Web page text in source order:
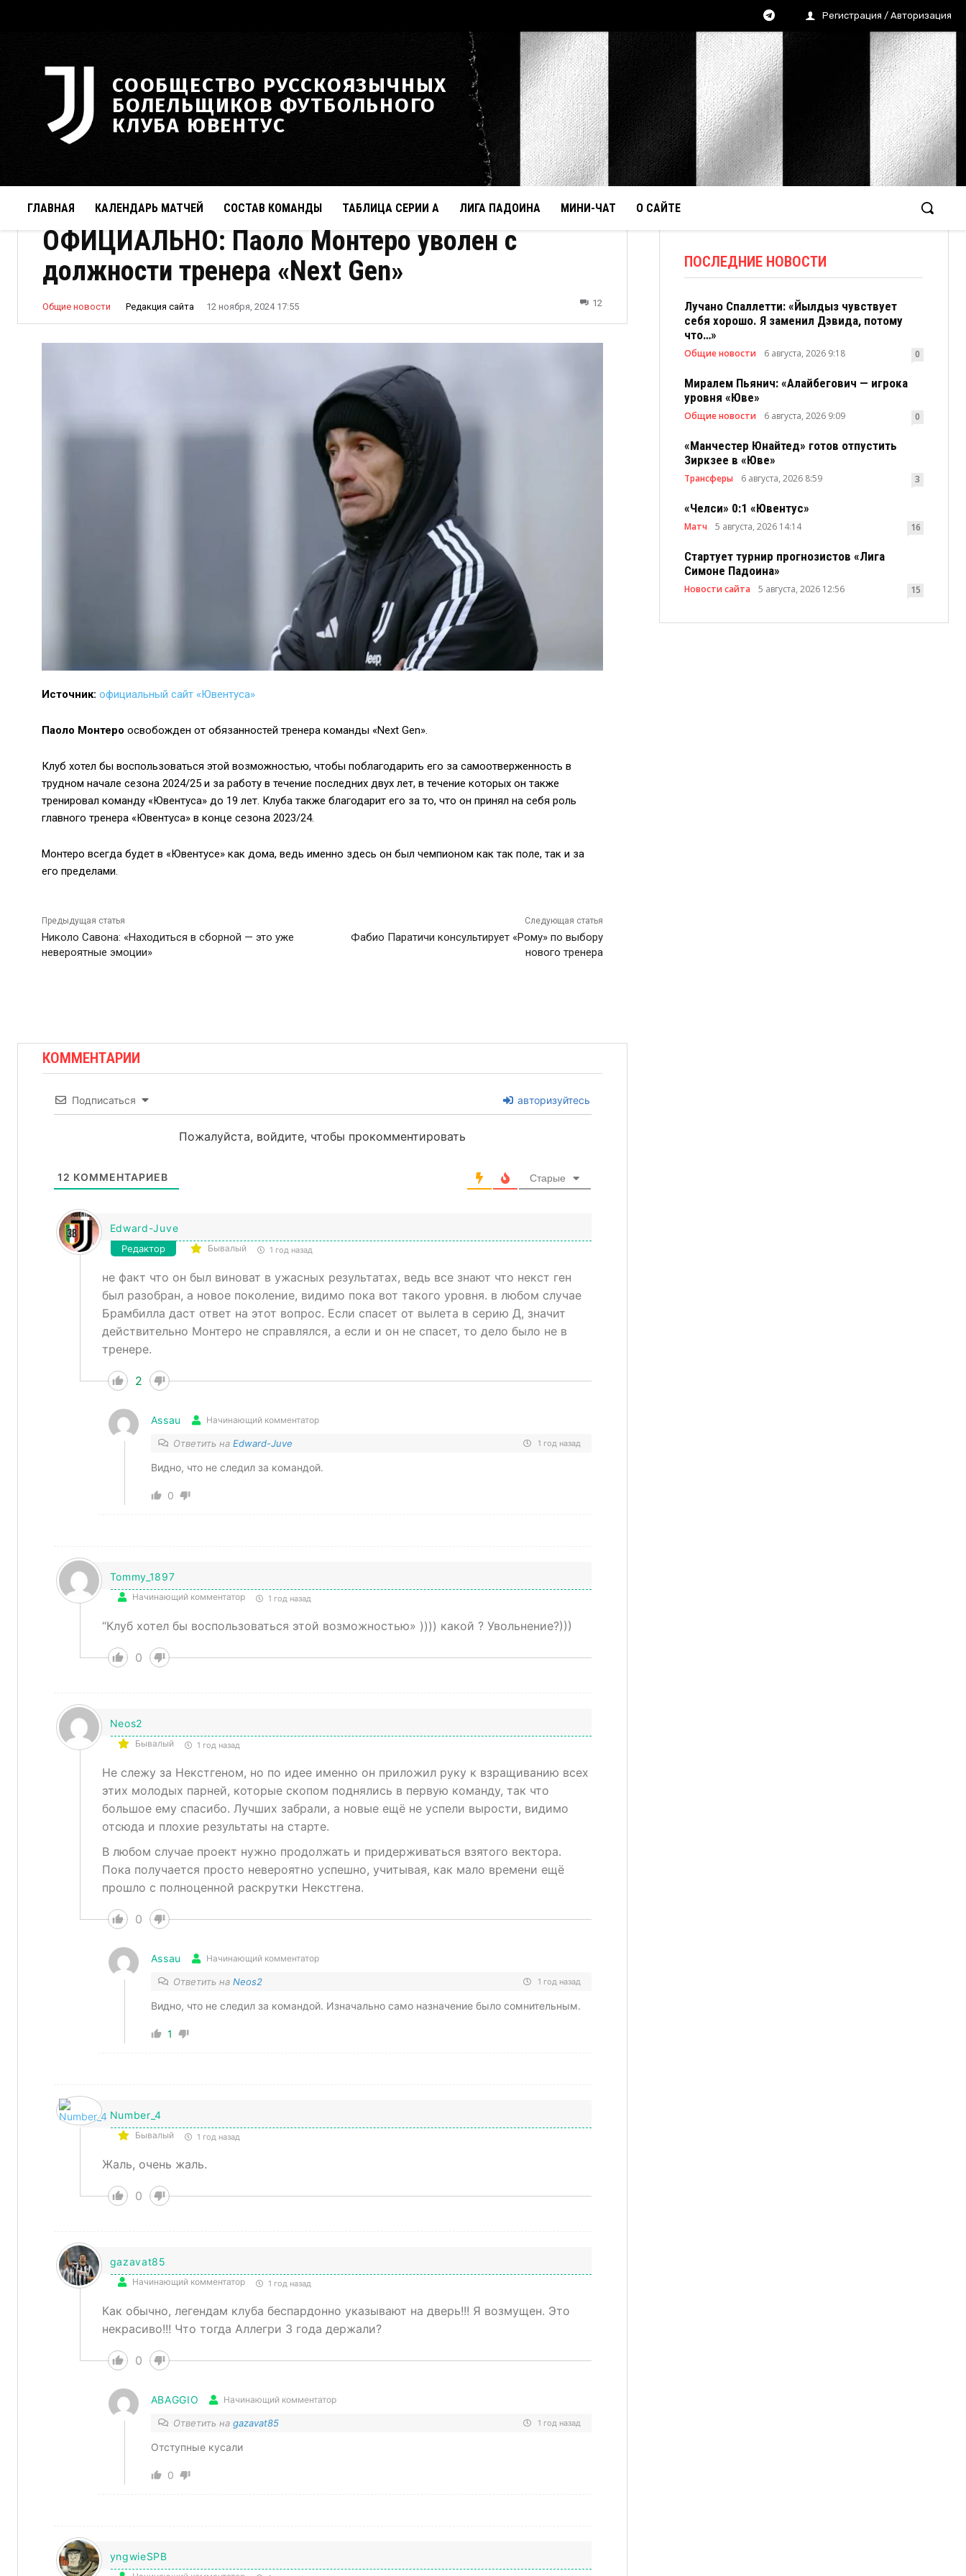
Регистрация / Авторизация
СООБЩЕСТВО РУССКОЯЗЫЧНЫХ
БОЛЕЛЬЩИКОВ ФУТБОЛЬНОГО
КЛУБА ЮВЕНТУС
ГЛАВНАЯ КАЛЕНДАРЬ МАТЧЕЙ СОСТАВ КОМАНДЫ ТАБЛИЦА СЕРИИ А ЛИГА ПАДОИНА МИНИ-ЧАТ О САЙТЕ
ОФИЦИАЛЬНО: Паоло Монтеро уволен с
должности тренера «Next Gen»
Общие новости Редакция сайта 12 ноября, 2024 17:55 12
Источник: официальный сайт «Ювентуса»
Паоло Монтеро освобожден от обязанностей тренера команды «Next Gen».
Клуб хотел бы воспользоваться этой возможностью, чтобы поблагодарить его за самоотверженность в
трудном начале сезона 2024/25 и за работу в течение последних двух лет, в течение которых он также
тренировал команду «Ювентуса» до 19 лет. Клуба также благодарит его за то, что он принял на себя роль
главного тренера «Ювентуса» в конце сезона 2023/24.
Монтеро всегда будет в «Ювентусе» как дома, ведь именно здесь он был чемпионом как так поле, так и за
его пределами.
Предыдущая статья
Николо Савона: «Находиться в сборной — это уже
невероятные эмоции»
Следующая статья
Фабио Паратичи консультирует «Рому» по выбору
нового тренера
КОММЕНТАРИИ
Подписаться авторизуйтесь
Пожалуйста, войдите, чтобы прокомментировать
12 КОММЕНТАРИЕВ Старые
Edward-Juve
Редактор Бывалый 1 год назад
не факт что он был виноват в ужасных результатах, ведь все знают что некст ген
был разобран, а новое поколение, видимо пока вот такого уровня. в любом случае
Брамбилла даст ответ на этот вопрос. Если спасет от вылета в серию Д, значит
действительно Монтеро не справлялся, а если и он не спасет, то дело было не в
тренере.
2
Assau Начинающий комментатор
Ответить на Edward-Juve 1 год назад
Видно, что не следил за командой.
0
Tommy_1897
Начинающий комментатор 1 год назад
“Клуб хотел бы воспользоваться этой возможностью» )))) какой ? Увольнение?)))
0
Neos2
Бывалый 1 год назад
Не слежу за Некстгеном, но по идее именно он приложил руку к взращиванию всех
этих молодых парней, которые скопом поднялись в первую команду, так что
большое ему спасибо. Лучших забрали, а новые ещё не успели вырости, видимо
отсюда и плохие результаты на старте.
В любом случае проект нужно продолжать и придерживаться взятого вектора.
Пока получается просто невероятно успешно, учитывая, как мало времени ещё
прошло с полноценной раскрутки Некстгена.
0
Assau Начинающий комментатор
Ответить на Neos2 1 год назад
Видно, что не следил за командой. Изначально само назначение было сомнительным.
1
Number_4
Бывалый 1 год назад
Жаль, очень жаль.
0
gazavat85
Начинающий комментатор 1 год назад
Как обычно, легендам клуба беспардонно указывают на дверь!!! Я возмущен. Это
некрасиво!!! Что тогда Аллегри 3 года держали?
0
ABAGGIO Начинающий комментатор
Ответить на gazavat85 1 год назад
Отступные кусали
0
yngwieSPB
ПОСЛЕДНИЕ НОВОСТИ
Лучано Спаллетти: «Йылдыз чувствует
себя хорошо. Я заменил Дэвида, потому
что…»
Общие новости 6 августа, 2026 9:18 0
Миралем Пьянич: «Алайбегович — игрока
уровня «Юве»
Общие новости 6 августа, 2026 9:09 0
«Манчестер Юнайтед» готов отпустить
Зиркзее в «Юве»
Трансферы 6 августа, 2026 8:59 3
«Челси» 0:1 «Ювентус»
Матч 5 августа, 2026 14:14 16
Стартует турнир прогнозистов «Лига
Симоне Падоина»
Новости сайта 5 августа, 2026 12:56 15